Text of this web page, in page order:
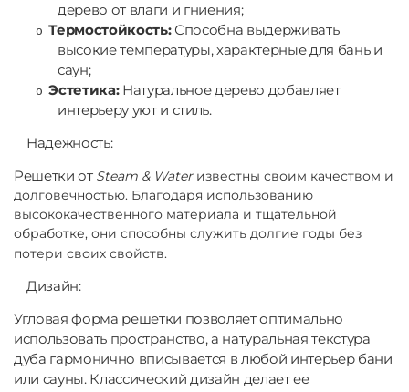
дерево от влаги и гниения;
o Термостойкость:Способна выдерживать
высокие температуры, характерные для бань и
саун;
o Эстетика:Натуральное дерево добавляет
интерьеру уют и стиль.
Надежность:
Решетки от Steam & Waterизвестны своим качеством и
долговечностью. Благодаря использованию
высококачественного материала и тщательной
обработке, они способны служить долгие годы без
потери своих свойств.
Дизайн:
Угловая форма решетки позволяет оптимально
использовать пространство, а натуральная текстура
дуба гармонично вписывается в любой интерьер бани
или сауны. Классический дизайн делает ее